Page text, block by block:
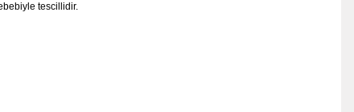
tescillidir.